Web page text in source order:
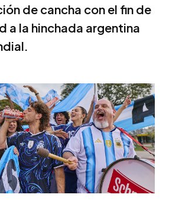
de cancha con el fin de
a la hinchada argentina